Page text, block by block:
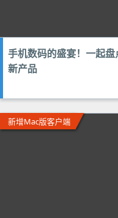
手机数码的盛宴！一起
新产品
新增Mac版客户端